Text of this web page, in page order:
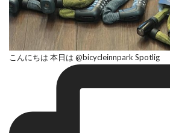
こんにちは 本日は @bicycleinnpark Spotlig